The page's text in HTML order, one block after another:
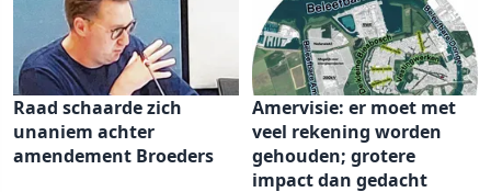
Raad schaarde zich
unaniem achter
amendement Broeders
Amervisie: er moet met
veel rekening worden
gehouden; grotere
impact dan gedacht